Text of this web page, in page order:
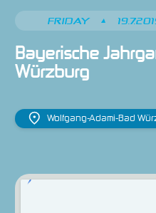
FRIDAY •
Bayerische
Würzburg
Wolfgang-Adami-Bad